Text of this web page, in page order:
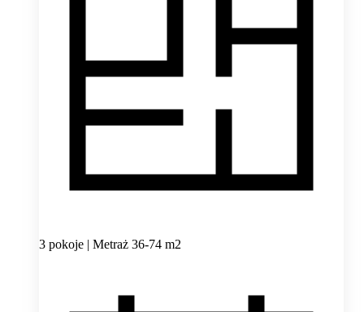
3 pokoje | Metraż 36-74 m2